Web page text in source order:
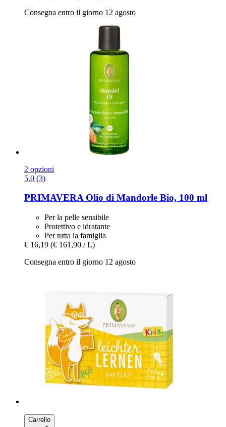
Consegna entro il giorno 12 agosto
2 opzioni
5.0 (3)
PRIMAVERAOlio di Mandorle Bio, 100 ml
Per la pelle sensibile
Protettivo e idratante
Per tutta la famiglia
€ 16,19 (€ 161,90 / L)
Consegna entro il giorno 12 agosto
Carrello